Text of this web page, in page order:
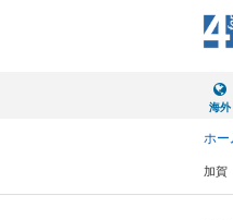
海外
ホー
加賀